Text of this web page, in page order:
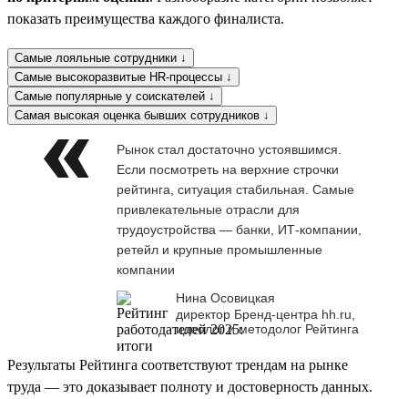
показать преимущества каждого финалиста.
Самые лояльные сотрудники ↓
Самые высокоразвитые HR-процессы ↓
Самые популярные у соискателей ↓
Самая высокая оценка бывших сотрудников ↓
Рынок стал достаточно устоявшимся.
Если посмотреть на верхние строчки
рейтинга, ситуация стабильная. Самые
привлекательные отрасли для
трудоустройства — банки, ИТ-компании,
ретейл и крупные промышленные
компании
Нина Осовицкая
директор Бренд-центра hh.ru,
идеолог и методолог Рейтинга
Результаты Рейтинга соответствуют трендам на рынке
труда — это доказывает полноту и достоверность данных.